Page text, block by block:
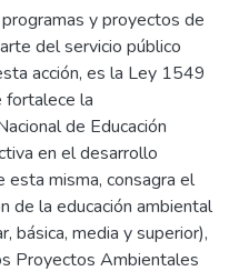
y proyectos de
del servicio público
acción, es la Ley 1549
fortalece la
de Educación
en el desarrollo
misma, consagra el
de la educación ambiental
básica, media y superior),
Proyectos Ambientales